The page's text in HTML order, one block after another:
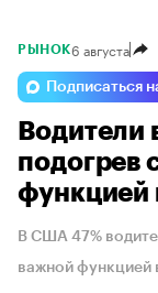
РЫНОК6 августа
Подписаться
подогрев
функцией
В США 47%
важной функцией